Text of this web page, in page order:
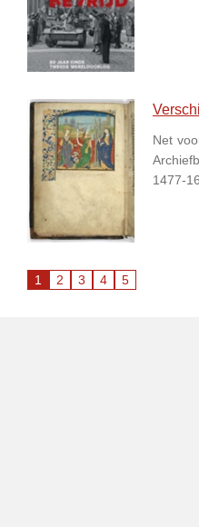
Net
1477-
1 2 3 4 5